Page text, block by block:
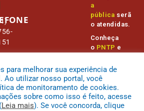
a
pública serã
o atendidas.
Conheça
o PNTP e
Transparênc
ia Pública
para melhorar sua experiência de
Ao utilizar nosso portal, você
de monitoramento de cookies.
sobre como isso é feito, acesse
Leia mais). Se você concorda, clique